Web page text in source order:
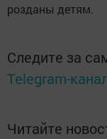
розданы детям.
Следите за
Telegram-
Читайте